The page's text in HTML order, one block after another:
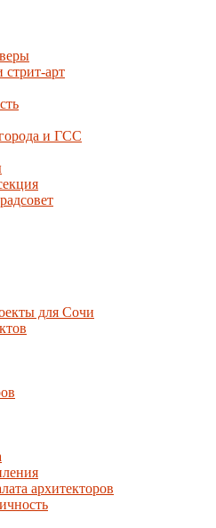
арт
и ГСС
для Сочи
архитекторов